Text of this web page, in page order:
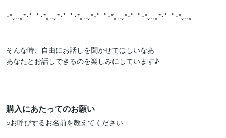
･*｡..｡*･゜ﾟ･*｡..｡*･゜ﾟ･*｡..｡*･゜ﾟ･*｡..｡*･゜ﾟ･*｡..｡*･゜ﾟ･*｡..｡
そんな時、自由にお話しを聞かせてほしいなあ
あなたとお話しできるのを楽しみにしています♪
購入にあたってのお願い
○お呼びするお名前を教えてください